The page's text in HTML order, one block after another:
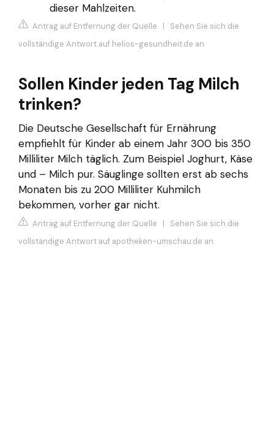
dieser Mahlzeiten.
Antrag auf Entfernung der Quelle | Sehen Sie sich die
vollständige Antwort auf helios-gesundheit.de an
Sollen Kinder jeden Tag Milch
trinken?
Die Deutsche Gesellschaft für Ernährung
empfiehlt für Kinder ab einem Jahr 300 bis 350
Milliliter Milch täglich. Zum Beispiel Joghurt, Käse
und – Milch pur. Säuglinge sollten erst ab sechs
Monaten bis zu 200 Milliliter Kuhmilch
bekommen, vorher gar nicht.
Antrag auf Entfernung der Quelle | Sehen Sie sich die
vollständige Antwort auf apotheken-umschau.de an